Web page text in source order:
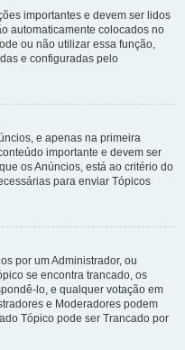
importantes e devem ser lidos
automaticamente colocados no
ou não utilizar essa função,
e configuradas pelo
e apenas na primeira
importante e devem ser
os Anúncios, está ao critério do
para enviar Tópicos
por um Administrador, ou
se encontra trancado, os
lo, e qualquer votação em
e Moderadores podem
Tópico pode ser Trancado por